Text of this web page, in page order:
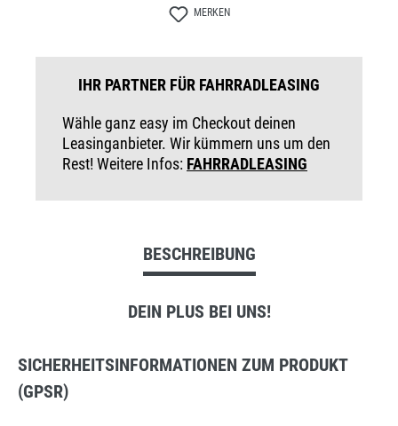
MERKEN
IHR PARTNER FÜR FAHRRADLEASING
Wähle ganz easy im Checkout deinen
Leasinganbieter. Wir kümmern uns um den
Rest! Weitere Infos: FAHRRADLEASING
BESCHREIBUNG
DEIN PLUS BEI UNS!
SICHERHEITSINFORMATIONEN ZUM PRODUKT
(GPSR)